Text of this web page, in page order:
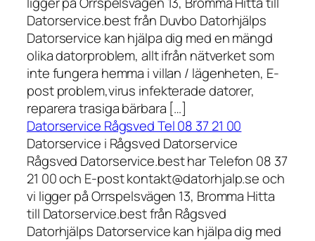
Datorservice.best från Duvbo Datorhjälps
Datorservice kan hjälpa dig med en mängd
olika datorproblem, allt ifrån nätverket som
inte fungera hemma i villan / lägenheten, E-
post problem,virus infekterade datorer,
reparera trasiga bärbara […]
Datorservice Rågsved Tel 08 37 21 00
Datorservice i Rågsved Datorservice
Rågsved Datorservice.best har Telefon 08 37
21 00 och E-post kontakt@datorhjalp.se och
vi ligger på Orrspelsvägen 13, Bromma Hitta
till Datorservice.best från Rågsved
Datorhjälps Datorservice kan hjälpa dig med